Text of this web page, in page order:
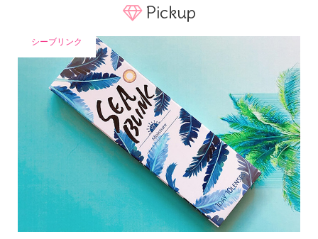
Pickup
シーブリンク